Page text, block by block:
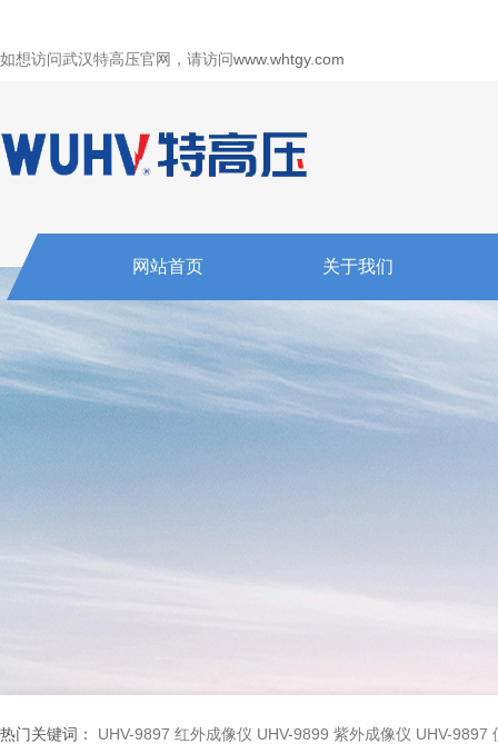
如想访问武汉特高压官网，请访问www.whtgy.com
网站首页 关于我们
热门关键词： UHV-9897 红外成像仪 UHV-9899 紫外成像仪 UHV-9897